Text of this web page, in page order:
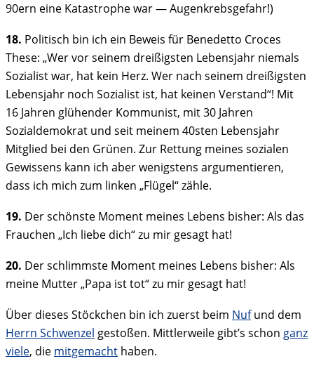
90ern eine Katastrophe war — Augenkrebsgefahr!)
18. Politisch bin ich ein Beweis für Benedetto Croces
These: „Wer vor seinem dreißigsten Lebensjahr niemals
Sozialist war, hat kein Herz. Wer nach seinem dreißigsten
Lebensjahr noch Sozialist ist, hat keinen Verstand“! Mit
16 Jahren glühender Kommunist, mit 30 Jahren
Sozialdemokrat und seit meinem 40sten Lebensjahr
Mitglied bei den Grünen. Zur Rettung meines sozialen
Gewissens kann ich aber wenigstens argumentieren,
dass ich mich zum linken „Flügel“ zähle.
19. Der schönste Moment meines Lebens bisher: Als das
Frauchen „Ich liebe dich“ zu mir gesagt hat!
20. Der schlimmste Moment meines Lebens bisher: Als
meine Mutter „Papa ist tot“ zu mir gesagt hat!
Über dieses Stöckchen bin ich zuerst beim Nufund dem
Herrn Schwenzel gestoßen. Mittlerweile gibt’s schon ganz
viele, die mitgemacht haben.